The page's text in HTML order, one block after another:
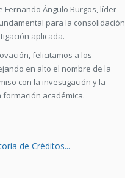
Ángulo Burgos, líder
para la consolidación
aplicada.
felicitamos a los
en alto el nombre de la
con la investigación y la
académica.
de Créditos...